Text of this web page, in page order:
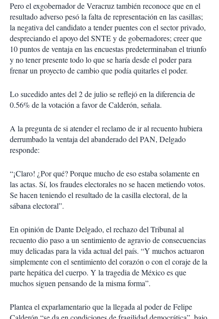
Pero el exgobernador de Veracruz también reconoce que en el
resultado adverso pesó la falta de representación en las casillas;
la negativa del candidato a tender puentes con el sector privado,
despreciando el apoyo del SNTE y de gobernadores; creer que
10 puntos de ventaja en las encuestas predeterminaban el triunfo
y no tener presente todo lo que se haría desde el poder para
frenar un proyecto de cambio que podía quitarles el poder.
Lo sucedido antes del 2 de julio se reflejó en la diferencia de
0.56% de la votación a favor de Calderón, señala.
A la pregunta de si atender el reclamo de ir al recuento hubiera
derrumbado la ventaja del abanderado del PAN, Delgado
responde:
“¡Claro! ¿Por qué? Porque mucho de eso estaba solamente en
las actas. Sí, los fraudes electorales no se hacen metiendo votos.
Se hacen teniendo el resultado de la casilla electoral, de la
sábana electoral”.
En opinión de Dante Delgado, el rechazo del Tribunal al
recuento dio paso a un sentimiento de agravio de consecuencias
muy delicadas para la vida actual del país. “Y muchos actuaron
simplemente con el sentimiento del corazón o con el coraje de la
parte hepática del cuerpo. Y la tragedia de México es que
muchos siguen pensando de la misma forma”.
Plantea el exparlamentario que la llegada al poder de Felipe